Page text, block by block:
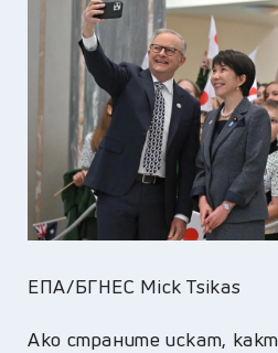
ЕПА/БГНЕС Mick Tsikas
Ако страните искат,